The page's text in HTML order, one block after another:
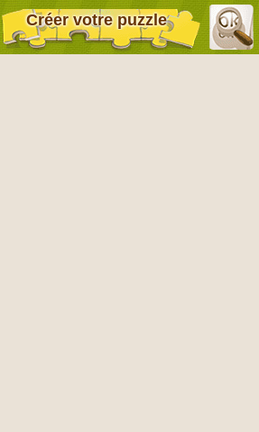
Créer votre puzzle